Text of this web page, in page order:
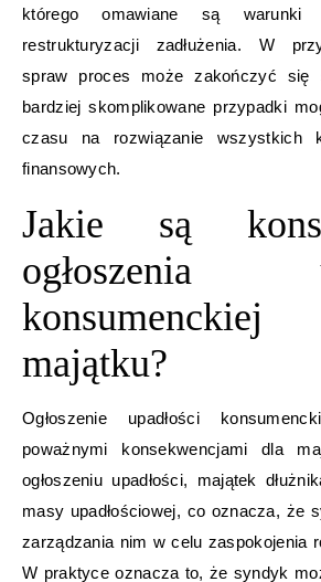
którego omawiane są
restrukturyzacji zadłużenia. W
spraw proces może zakończyć się
bardziej skomplikowane przypadki
czasu na rozwiązanie wszystkich
finansowych.
Jakie są
ogłoszenia
majątku?
Ogłoszenie upadłości
poważnymi konsekwencjami dla
ogłoszeniu upadłości, majątek
masy upadłościowej, co oznacza, że
zarządzania nim w celu zaspokojenia
W praktyce oznacza to, że syndyk